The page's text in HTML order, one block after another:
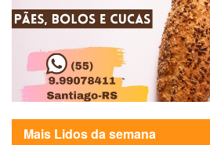
Mais Lidos da semana